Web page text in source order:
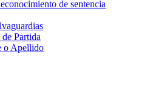
de sentencia
Partida
o Apellido